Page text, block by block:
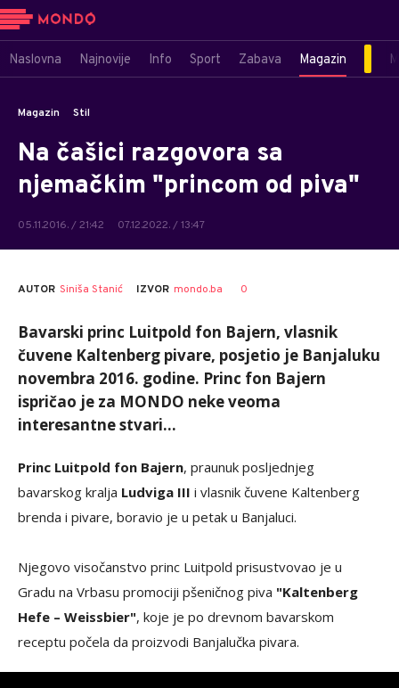
Naslovna Najnovije Info Sport Zabava Magazin
Magazin Stil
Na čašici razgovora sa
njemačkim "princom od piva"
05.11.2016. / 21:42 07.12.2022. / 13:47
AUTOR Siniša Stanić IZVOR mondo.ba 0
Bavarski princ Luitpold fon Bajern, vlasnik
čuvene Kaltenberg pivare, posjetio je Banjaluku
novembra 2016. godine. Princ fon Bajern
ispričao je za MONDO neke veoma
interesantne stvari...
Princ Luitpold fon Bajern, praunuk posljednjeg
bavarskog kralja Ludviga III i vlasnik čuvene Kaltenberg
brenda i pivare, boravio je u petak u Banjaluci.
Njegovo visočanstvo princ Luitpold prisustvovao je u
Gradu na Vrbasu promociji pšeničnog piva "Kaltenberg
Hefe – Weissbier", koje je po drevnom bavarskom
receptu počela da proizvodi Banjalučka pivara.